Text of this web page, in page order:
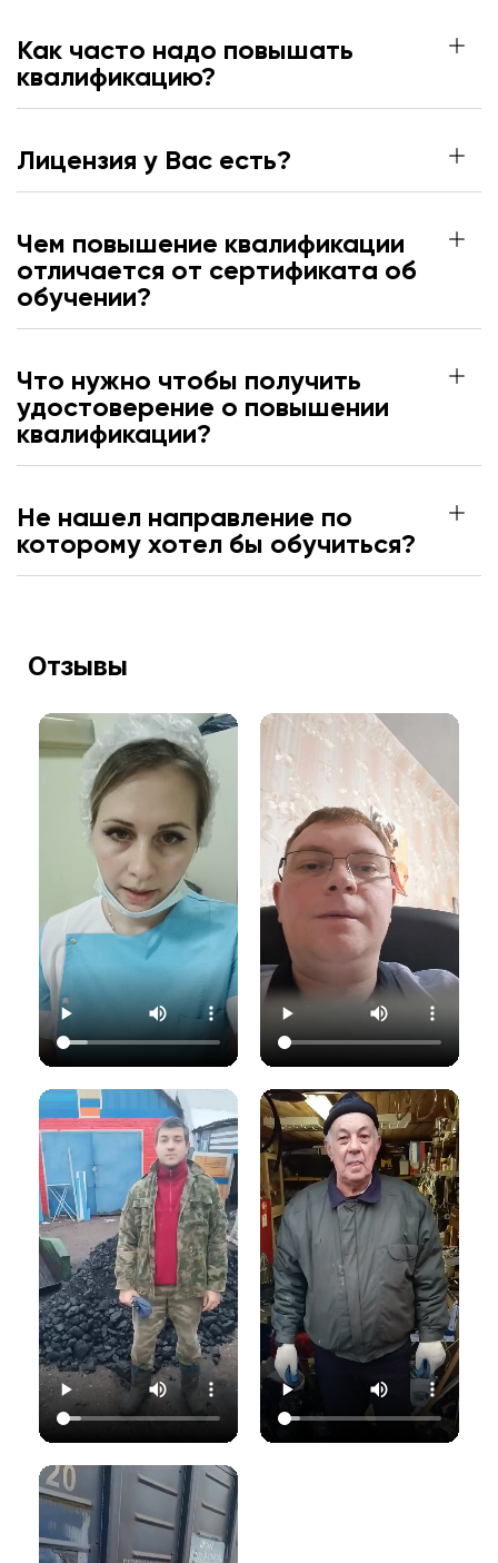
Как часто надо повышать
квалификацию?
Лицензия у Вас есть?
Чем повышение квалификации
отличается от сертификата об
обучении?
Что нужно чтобы получить
удостоверение о повышении
квалификации?
Не нашел направление по
которому хотел бы обучиться?
Отзывы